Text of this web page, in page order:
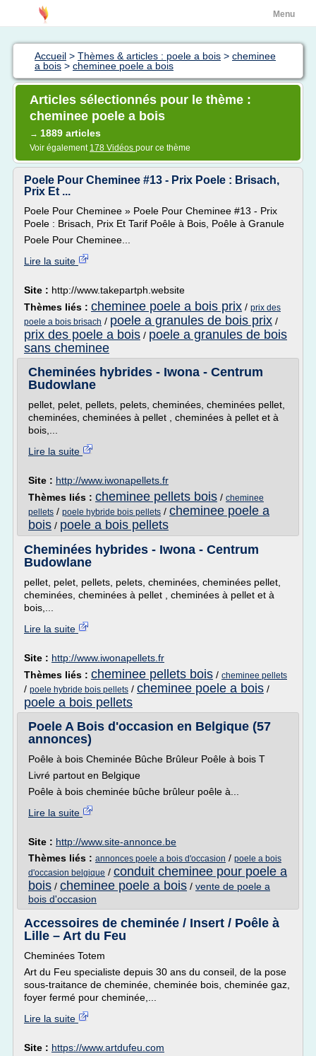
Menu
Accueil > Thèmes & articles : poele a bois > cheminee
a bois > cheminee poele a bois
Articles sélectionnés pour le thème :
cheminee poele a bois
→ 1889 articles
Voir également 178 Vidéos pour ce thème
Poele Pour Cheminee #13 - Prix Poele : Brisach,
Prix Et ...
Poele Pour Cheminee » Poele Pour Cheminee #13 - Prix
Poele : Brisach, Prix Et Tarif Poêle à Bois, Poêle à Granule
Poele Pour Cheminee...
Lire la suite
Site : http://www.takepartph.website
Thèmes liés : cheminee poele a bois prix / prix des
poele a bois brisach / poele a granules de bois prix /
prix des poele a bois / poele a granules de bois
sans cheminee
Cheminées hybrides - Iwona - Centrum
Budowlane
pellet, pelet, pellets, pelets, cheminées, cheminées pellet,
cheminées, cheminées à pellet , cheminées à pellet et à
bois,...
Lire la suite
Site : http://www.iwonapellets.fr
Thèmes liés : cheminee pellets bois / cheminee
pellets / poele hybride bois pellets / cheminee poele a
bois / poele a bois pellets
Cheminées hybrides - Iwona - Centrum
Budowlane
pellet, pelet, pellets, pelets, cheminées, cheminées pellet,
cheminées, cheminées à pellet , cheminées à pellet et à
bois,...
Lire la suite
Site : http://www.iwonapellets.fr
Thèmes liés : cheminee pellets bois / cheminee pellets
/ poele hybride bois pellets / cheminee poele a bois /
poele a bois pellets
Poele A Bois d'occasion en Belgique (57
annonces)
Poêle à bois Cheminée Bûche Brûleur Poêle à bois T
Livré partout en Belgique
Poêle à bois cheminée bûche brûleur poêle à...
Lire la suite
Site : http://www.site-annonce.be
Thèmes liés : annonces poele a bois d'occasion / poele a bois
d'occasion belgique / conduit cheminee pour poele a
bois / cheminee poele a bois / vente de poele a
bois d'occasion
Accessoires de cheminée / Insert / Poêle à
Lille – Art du Feu
Cheminées Totem
Art du Feu specialiste depuis 30 ans du conseil, de la pose
sous-traitance de cheminée, cheminée bois, cheminée gaz,
foyer fermé pour cheminée,...
Lire la suite
Site : https://www.artdufeu.com